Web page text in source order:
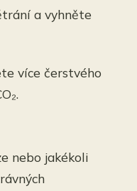
a vyhněte
více čerstvého
nebo jakékoli